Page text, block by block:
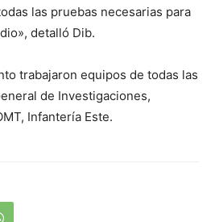
las pruebas necesarias para
detalló Dib.
trabajaron equipos de todas las
de Investigaciones,
Infantería Este.